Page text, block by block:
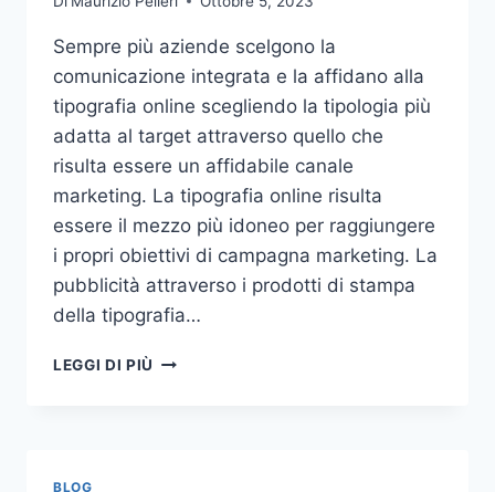
Sempre più aziende scelgono la
comunicazione integrata e la affidano alla
tipografia online scegliendo la tipologia più
adatta al target attraverso quello che
risulta essere un affidabile canale
marketing. La tipografia online risulta
essere il mezzo più idoneo per raggiungere
i propri obiettivi di campagna marketing. La
pubblicità attraverso i prodotti di stampa
della tipografia…
LEGGI DI PIÙ VUOI
BLOG